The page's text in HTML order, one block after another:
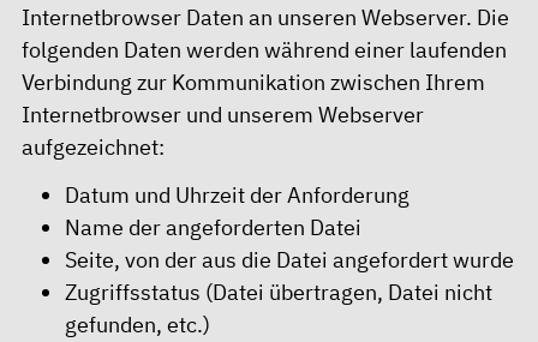
Internetbrowser Daten an unseren Webserver. Die
folgenden Daten werden während einer laufenden
Verbindung zur Kommunikation zwischen Ihrem
Internetbrowser und unserem Webserver
aufgezeichnet:
Datum und Uhrzeit der Anforderung
Name der angeforderten Datei
Seite, von der aus die Datei angefordert wurde
Zugriffsstatus (Datei übertragen, Datei nicht
gefunden, etc.)